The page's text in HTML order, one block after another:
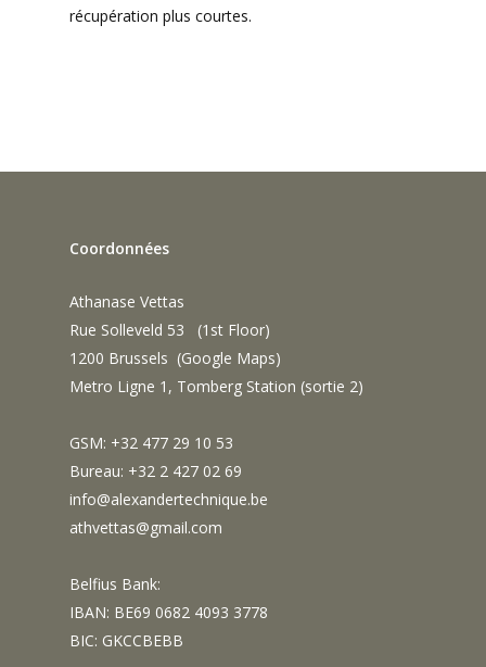
récupération plus courtes.
Coordonnées
Athanase Vettas
Rue Solleveld 53 (1st Floor)
1200 Brussels (Google Maps)
Metro Ligne 1, Tomberg Station (sortie 2)
GSM: +32 477 29 10 53
Bureau: +32 2 427 02 69
info@alexandertechnique.be
athvettas@gmail.com
Belfius Bank:
IBAN: BE69 0682 4093 3778
BIC: GKCCBEBB